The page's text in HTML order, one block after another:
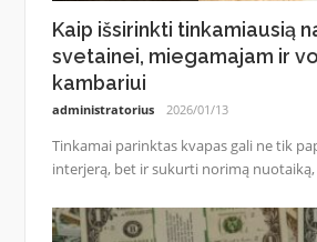
Kaip išsirinkti tinkamiausią
svetainei, miegamajam ir
kambariui
administratorius 2026/01/13
Tinkamai parinktas kvapas gali ne tik
interjerą, bet ir sukurti norimą